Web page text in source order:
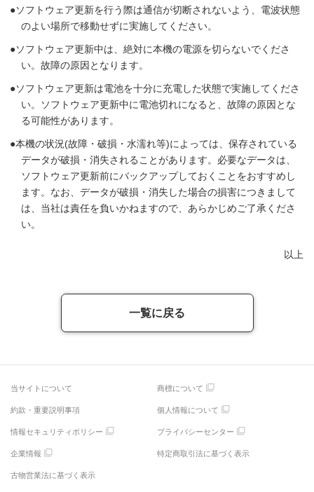
ソフトウェア更新を行う際は通信が切断されないよう、電波状態
のよい場所で移動せずに実施してください。
ソフトウェア更新中は、絶対に本機の電源を切らないでくださ
い。故障の原因となります。
ソフトウェア更新は電池を十分に充電した状態で実施してくださ
い。ソフトウェア更新中に電池切れになると、故障の原因とな
る可能性があります。
本機の状況(故障・破損・水濡れ等)によっては、保存されている
データが破損・消失されることがあります。必要なデータは、
ソフトウェア更新前にバックアップしておくことをおすすめし
ます。なお、データが破損・消失した場合の損害につきまして
は、当社は責任を負いかねますので、あらかじめご了承くださ
い。
以上
一覧に戻る
当サイトについて 商標について
約款・重要説明事項 個人情報について
情報セキュリティポリシー プライバシーセンター
企業情報 特定商取引法に基づく表示
古物営業法に基づく表示